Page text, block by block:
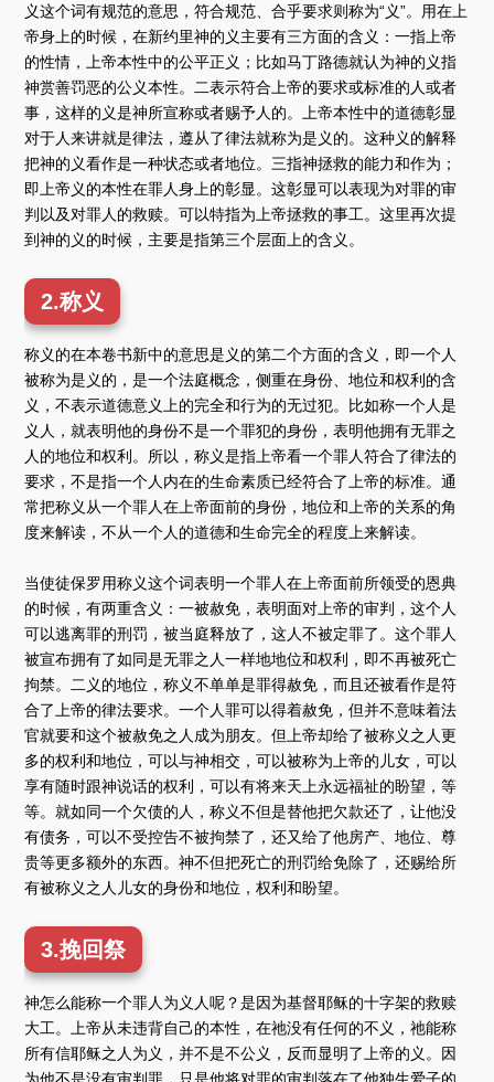
义这个词有规范的意思，符合规范、合乎要求则称为“义”。用在上
帝身上的时候，在新约里神的义主要有三方面的含义：一指上帝
的性情，上帝本性中的公平正义；比如马丁路德就认为神的义指
神赏善罚恶的公义本性。二表示符合上帝的要求或标准的人或者
事，这样的义是神所宣称或者赐予人的。上帝本性中的道德彰显
对于人来讲就是律法，遵从了律法就称为是义的。这种义的解释
把神的义看作是一种状态或者地位。三指神拯救的能力和作为；
即上帝义的本性在罪人身上的彰显。这彰显可以表现为对罪的审
判以及对罪人的救赎。可以特指为上帝拯救的事工。这里再次提
到神的义的时候，主要是指第三个层面上的含义。
2.称义
称义的在本卷书新中的意思是义的第二个方面的含义，即一个人
被称为是义的，是一个法庭概念，侧重在身份、地位和权利的含
义，不表示道德意义上的完全和行为的无过犯。比如称一个人是
义人，就表明他的身份不是一个罪犯的身份，表明他拥有无罪之
人的地位和权利。所以，称义是指上帝看一个罪人符合了律法的
要求，不是指一个人内在的生命素质已经符合了上帝的标准。通
常把称义从一个罪人在上帝面前的身份，地位和上帝的关系的角
度来解读，不从一个人的道德和生命完全的程度上来解读。
当使徒保罗用称义这个词表明一个罪人在上帝面前所领受的恩典
的时候，有两重含义：一被赦免，表明面对上帝的审判，这个人
可以逃离罪的刑罚，被当庭释放了，这人不被定罪了。这个罪人
被宣布拥有了如同是无罪之人一样地地位和权利，即不再被死亡
拘禁。二义的地位，称义不单单是罪得赦免，而且还被看作是符
合了上帝的律法要求。一个人罪可以得着赦免，但并不意味着法
官就要和这个被赦免之人成为朋友。但上帝却给了被称义之人更
多的权利和地位，可以与神相交，可以被称为上帝的儿女，可以
享有随时跟神说话的权利，可以有将来天上永远福祉的盼望，等
等。就如同一个欠债的人，称义不但是替他把欠款还了，让他没
有债务，可以不受控告不被拘禁了，还又给了他房产、地位、尊
贵等更多额外的东西。神不但把死亡的刑罚给免除了，还赐给所
有被称义之人儿女的身份和地位，权利和盼望。
3.挽回祭
神怎么能称一个罪人为义人呢？是因为基督耶稣的十字架的救赎
大工。上帝从未违背自己的本性，在祂没有任何的不义，祂能称
所有信耶稣之人为义，并不是不公义，反而显明了上帝的义。因